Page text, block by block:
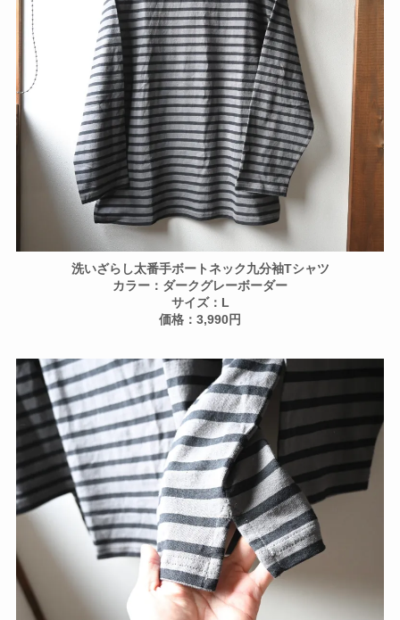
洗いざらし太番手ボートネック九分袖Tシャツ
カラー：ダークグレーボーダー
サイズ：L
価格：3,990円